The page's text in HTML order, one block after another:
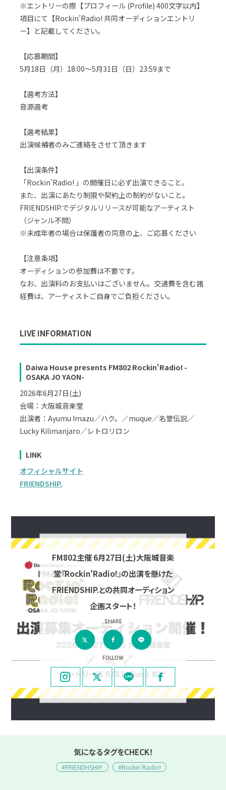
※エントリーの際【プロフィール (Profile) 400文字以内】
項目にて【Rockin'Radio! 共同オーディションエントリ
ー】と記載してください。
【応募期間】
5月18日（月）18:00～5月31日（日）23:59まで
【選考方法】
音源選考
【選考結果】
出演候補者のみご連絡をさせて頂きます
【出演条件】
「Rockin'Radio! 」の開催日に必ず出演できること。
また、出演にあたり制限や契約上の制約がないこと。
FRIENDSHIP.でデジタルリリースが可能なアーティスト
（ジャンル不問）
※未成年者の場合は保護者の同意の上、ご応募ください
【注意条項】
オーディションの参加費は不要です。
なお、出演料のお支払いはございません。交通費を含む諸
経費は、アーティストご自身でご負担ください。
LIVE INFORMATION
Daiwa House presents FM802 Rockin'Radio! -
OSAKA JO YAON-
2026年6月27日(土)
会場：大阪城音楽堂
出演者：Ayumu Imazu／ハク。／muque／名誉伝説／
Lucky Kilimanjaro／レトロリロン
LINK
オフィシャルサイト
FRIENDSHIP.
FM802主催 6月27日(土)大阪城音楽
堂『Rockin'Radio!』の出演を懸けた
FRIENDSHIP.との共同オーディション
企画スタート！
SHARE
FOLLOW
気になるタグをCHECK！
#FRIENDHSHIP. #Rockin'Radio!